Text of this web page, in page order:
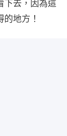
下去，因為這
地方！